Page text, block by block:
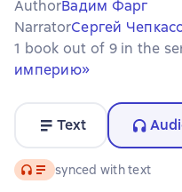
AuthorВадим Фарг
NarratorСергей
1 book out of 9 in the
империю»
Text
Audio synced with text